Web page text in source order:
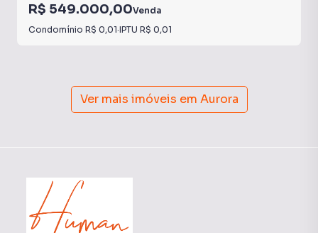
R$ 549.000,00Venda
Condomínio R$ 0,01·IPTU R$ 0,01
Ver mais imóveis em Aurora